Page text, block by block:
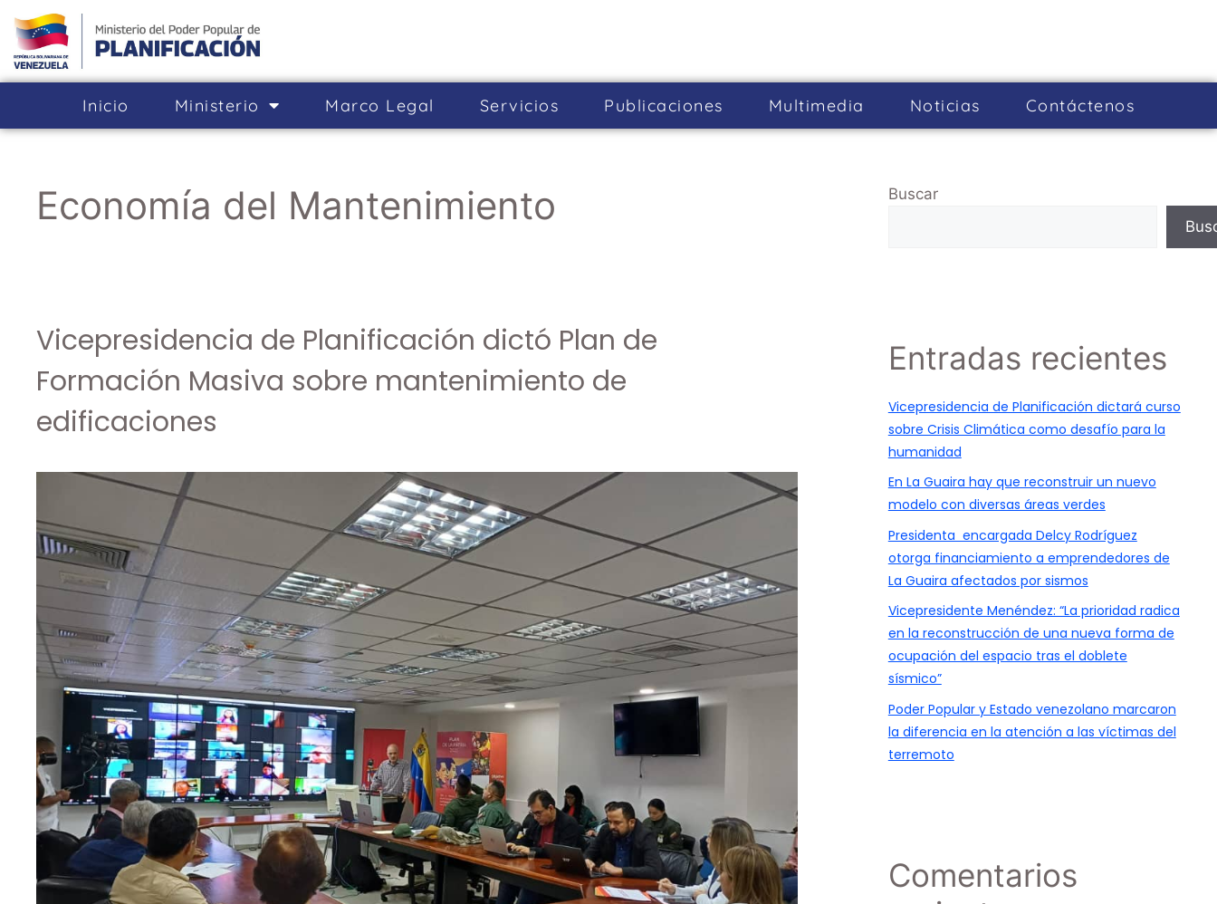
Inicio Ministerio Marco Legal Servicios Publicaciones Multimedia Noticias Cont­áctenos
Economía del Mantenimiento
Vicepresidencia de Planificación dictó Plan de
Formación Masiva sobre mantenimiento de
edificaciones
Buscar
Entradas recientes
Vicepresidencia de Planificación dictará curso
sobre Crisis Climática como desafío para la
humanidad
En La Guaira hay que reconstruir un nuevo
modelo con diversas áreas verdes
Presidenta encargada Delcy Rodríguez
otorga financiamiento a emprendedores de
La Guaira afectados por sismos
Vicepresidente Menéndez: “La prioridad radica
en la reconstrucción de una nueva forma de
ocupación del espacio tras el doblete
sísmico”
Poder Popular y Estado venezolano marcaron
la diferencia en la atención a las víctimas del
terremoto
Comentarios